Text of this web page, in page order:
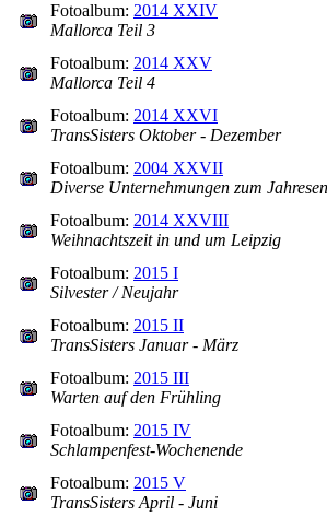
Fotoalbum: 2014 XXIV
Mallorca Teil 3
Fotoalbum: 2014 XXV
Mallorca Teil 4
Fotoalbum: 2014 XXVI
TransSisters Oktober - Dezember
Fotoalbum: 2004 XXVII
Diverse Unternehmungen zum
Fotoalbum: 2014 XXVIII
Weihnachtszeit in und um Leipzig
Fotoalbum: 2015 I
Silvester / Neujahr
Fotoalbum: 2015 II
TransSisters Januar - März
Fotoalbum: 2015 III
Warten auf den Frühling
Fotoalbum: 2015 IV
Schlampenfest-Wochenende
Fotoalbum: 2015 V
TransSisters April - Juni